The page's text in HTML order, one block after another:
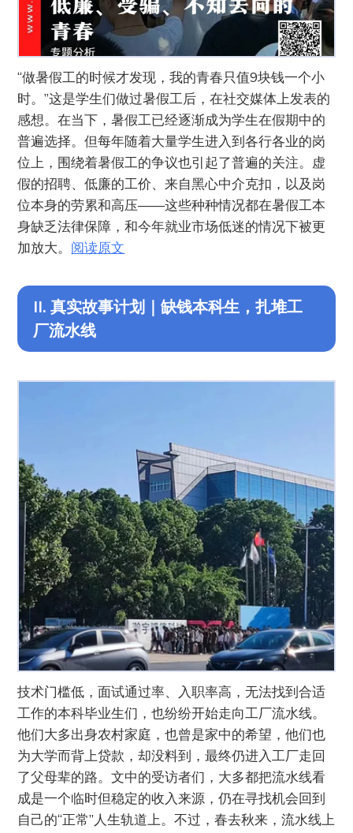
“做暑假工的时候才发现，我的青春只值9块钱一个小
时。”这是学生们做过暑假工后，在社交媒体上发表的
感想。在当下，暑假工已经逐渐成为学生在假期中的
普遍选择。但每年随着大量学生进入到各行各业的岗
位上，围绕着暑假工的争议也引起了普遍的关注。虚
假的招聘、低廉的工价、来自黑心中介克扣，以及岗
位本身的劳累和高压——这些种种情况都在暑假工本
身缺乏法律保障，和今年就业市场低迷的情况下被更
加放大。 阅读原文
II. 真实故事计划｜缺钱本科生，扎堆工
厂流水线
技术门槛低，面试通过率、入职率高，无法找到合适
工作的本科毕业生们，也纷纷开始走向工厂流水线。
他们大多出身农村家庭，也曾是家中的希望，他们也
为大学而背上贷款，却没料到，最终仍进入工厂走回
了父母辈的路。文中的受访者们，大多都把流水线看
成是一个临时但稳定的收入来源，仍在寻找机会回到
自己的“正常”人生轨道上。不过，春去秋来，流水线上